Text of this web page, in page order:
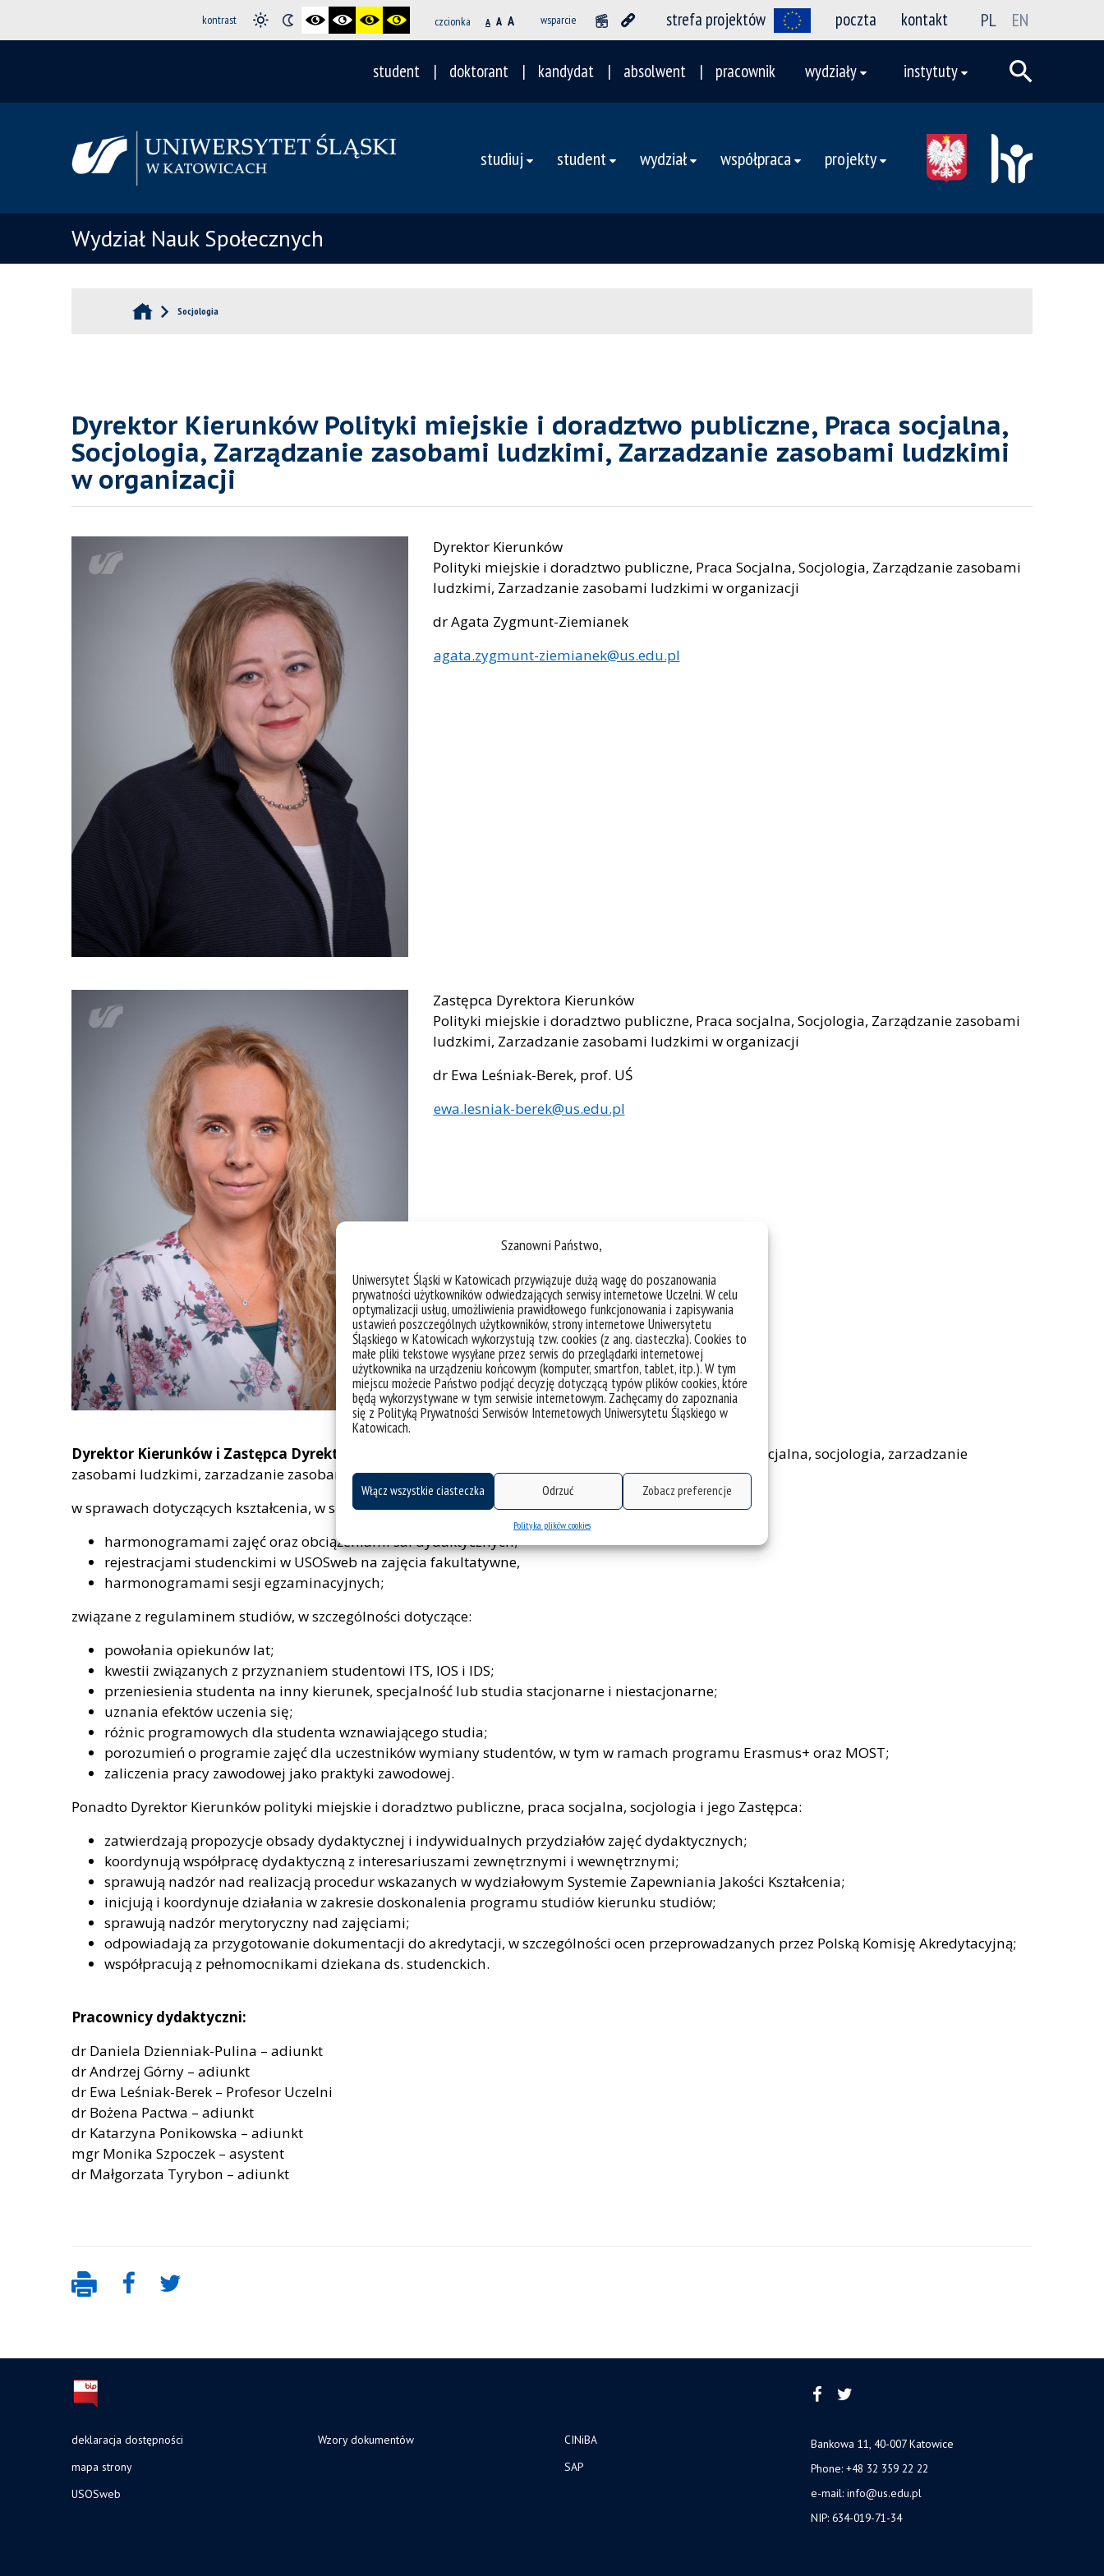
Szanowni Państwo,
Uniwersytet Śląski w Katowicach przywiązuje dużą wagę do poszanowania
prywatności użytkowników odwiedzających serwisy internetowe Uczelni. W celu
optymalizacji usług, umożliwienia prawidłowego funkcjonowania i zapisywania
ustawień poszczególnych użytkowników, strony internetowe Uniwersytetu
Śląskiego w Katowicach wykorzystują tzw. cookies (z ang. ciasteczka). Cookies to
małe pliki tekstowe wysyłane przez serwis do przeglądarki internetowej
użytkownika na urządzeniu końcowym (komputer, smartfon, tablet, itp.). W tym
miejscu możecie Państwo podjąć decyzję dotyczącą typów plików cookies, które
będą wykorzystywane w tym serwisie internetowym. Zachęcamy do zapoznania
się z Polityką Prywatności Serwisów Internetowych Uniwersytetu Śląskiego w
Katowicach.
Włącz wszystkie ciasteczka Odrzuć Zobacz preferencje
Polityka plików cookies
kontrast czcionka A A A wsparcie strefa projektów poczta kontakt PL EN
student doktorant kandydat absolwent pracownik wydziały instytuty
studiuj student wydział współpraca projekty
Wydział Nauk Społecznych
Socjologia
Dyrektor Kierunków Polityki miejskie i doradztwo publiczne, Praca socjalna,
Socjologia, Zarządzanie zasobami ludzkimi, Zarzadzanie zasobami ludzkimi
w organizacji
Dyrektor Kierunków
Polityki miejskie i doradztwo publiczne, Praca Socjalna, Socjologia, Zarządzanie zasobami
ludzkimi, Zarzadzanie zasobami ludzkimi w organizacji
dr Agata Zygmunt-Ziemianek
agata.zygmunt-ziemianek@us.edu.pl
Zastępca Dyrektora Kierunków
Polityki miejskie i doradztwo publiczne, Praca socjalna, Socjologia, Zarządzanie zasobami
ludzkimi, Zarzadzanie zasobami ludzkimi w organizacji
dr Ewa Leśniak-Berek, prof. UŚ
ewa.lesniak-berek@us.edu.pl
Dyrektor Kierunków i Zastępca Dyrektora Kierunków:
polityki miejskie i doradztwo publiczne, praca socjalna, socjologia, zarzadzanie
zasobami ludzkimi, zarzadzanie zasobami ludzkimi w organizacji podejmują decyzje:
w sprawach dotyczących kształcenia, w szczególności związanych z:
harmonogramami zajęć oraz obciążeniami sal dydaktycznych;
rejestracjami studenckimi w USOSweb na zajęcia fakultatywne,
harmonogramami sesji egzaminacyjnych;
związane z regulaminem studiów, w szczególności dotyczące:
powołania opiekunów lat;
kwestii związanych z przyznaniem studentowi ITS, IOS i IDS;
przeniesienia studenta na inny kierunek, specjalność lub studia stacjonarne i niestacjonarne;
uznania efektów uczenia się;
różnic programowych dla studenta wznawiającego studia;
porozumień o programie zajęć dla uczestników wymiany studentów, w tym w ramach programu Erasmus+ oraz MOST;
zaliczenia pracy zawodowej jako praktyki zawodowej.
Ponadto Dyrektor Kierunków polityki miejskie i doradztwo publiczne, praca socjalna, socjologia i jego Zastępca:
zatwierdzają propozycje obsady dydaktycznej i indywidualnych przydziałów zajęć dydaktycznych;
koordynują współpracę dydaktyczną z interesariuszami zewnętrznymi i wewnętrznymi;
sprawują nadzór nad realizacją procedur wskazanych w wydziałowym Systemie Zapewniania Jakości Kształcenia;
inicjują i koordynuje działania w zakresie doskonalenia programu studiów kierunku studiów;
sprawują nadzór merytoryczny nad zajęciami;
odpowiadają za przygotowanie dokumentacji do akredytacji, w szczególności ocen przeprowadzanych przez Polską Komisję Akredytacyjną;
współpracują z pełnomocnikami dziekana ds. studenckich.
Pracownicy dydaktyczni:
dr Daniela Dzienniak-Pulina – adiunkt
dr Andrzej Górny – adiunkt
dr Ewa Leśniak-Berek – Profesor Uczelni
dr Bożena Pactwa – adiunkt
dr Katarzyna Ponikowska – adiunkt
mgr Monika Szpoczek – asystent
dr Małgorzata Tyrybon – adiunkt
deklaracja dostępności
mapa strony
USOSweb
Wzory dokumentów
CINiBA
SAP
Bankowa 11, 40-007 Katowice
Phone: +48 32 359 22 22
e-mail: info@us.edu.pl
NIP: 634-019-71-34